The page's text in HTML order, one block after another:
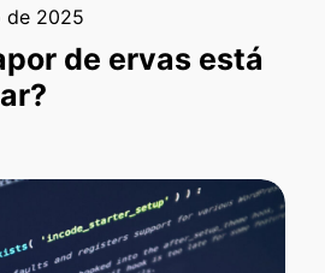
de 2025
de ervas está